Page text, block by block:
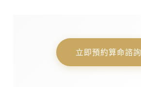
立即預約算命諮詢